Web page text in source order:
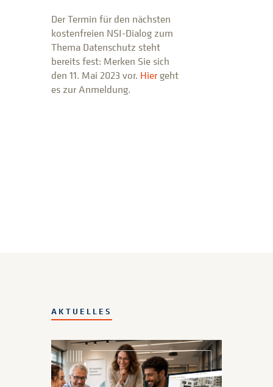
Der Termin für den nächsten
kostenfreien NSI-Dialog zum
Thema Datenschutz steht
bereits fest: Merken Sie sich
den 11. Mai 2023 vor. Hiergeht
es zur Anmeldung.
AKTUELLES